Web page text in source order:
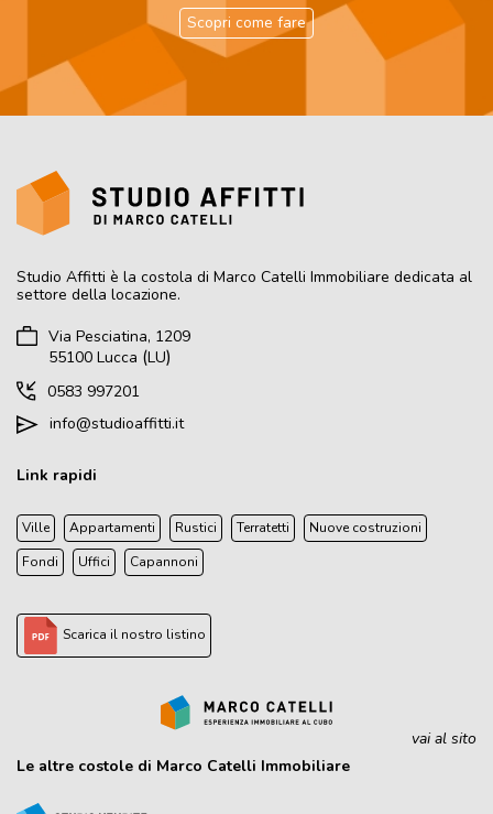
Scopri come fare
Studio Affitti è la costola di Marco Catelli Immobiliare dedicata al
settore della locazione.
Via Pesciatina, 1209
55100 Lucca (LU)
0583 997201
info@studioaffitti.it
Link rapidi
Ville Appartamenti Rustici Terratetti
Nuove costruzioni
Fondi
Uffici Capannoni
Scarica il nostro listino
vai al sito
Le altre costole di Marco Catelli Immobiliare